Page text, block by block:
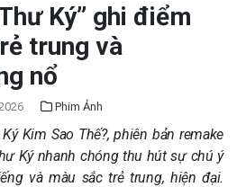
Ký” ghi điểm
trung và
nổ
Phim Ảnh
Kim Sao Thế?, phiên bản remake
Ký nhanh chóng thu hút sự chú ý
và màu sắc trẻ trung, hiện đại.